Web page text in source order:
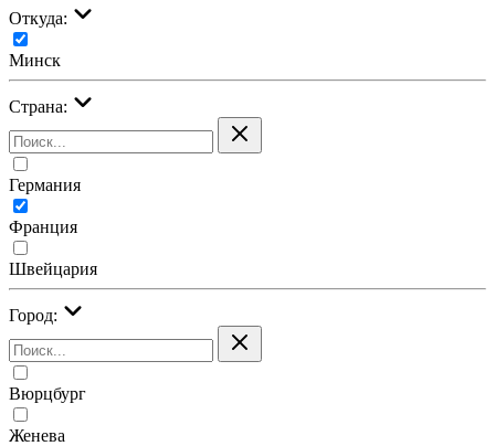
Откуда:
Минск
Страна:
Германия
Франция
Швейцария
Город:
Вюрцбург
Женева